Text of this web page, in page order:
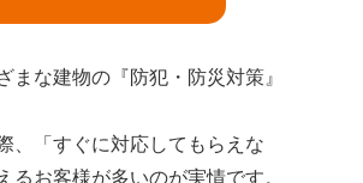
な建物の『防犯・防災対策』
、「すぐに対応してもらえな
お客様が多いのが実情です。